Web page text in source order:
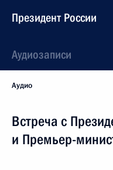
Президент России
Аудиозаписи
Аудио
Встреча с
и Премьер-